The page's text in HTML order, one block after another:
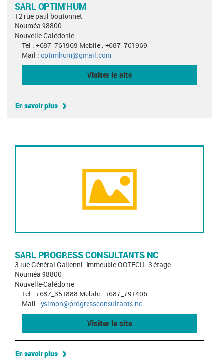
SARL OPTIM'HUM
12 rue paul boutonnet
Nouméa 98800
Nouvelle-Calédonie
Tel : +687_761969 Mobile : +687_761969
Mail : optimhum@gmail.com
Visiter le site
En savoir plus
SARL PROGRESS CONSULTANTS NC
3 rue Général Galienni. Immeuble OOTECH. 3 étage
Nouméa 98800
Nouvelle-Calédonie
Tel : +687_351888 Mobile : +687_791406
Mail : ysimon@progressconsultants.nc
Visiter le site
En savoir plus